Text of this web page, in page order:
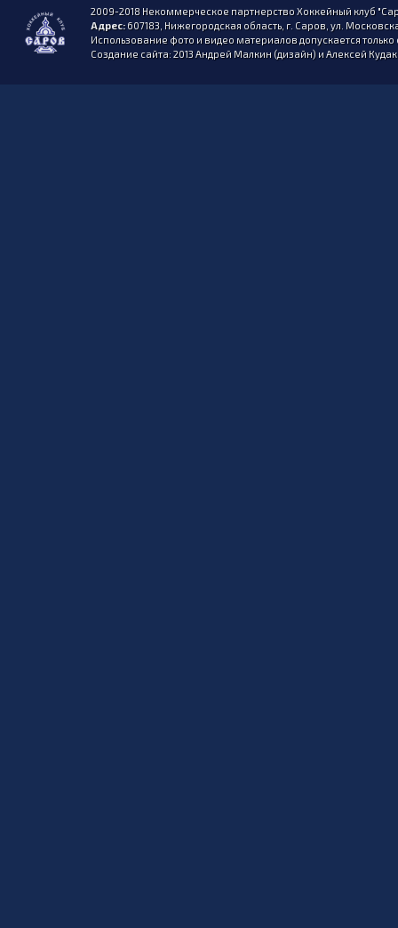
2009-2018 Некоммерческое партнерство Хоккейный клуб
Адрес:607183, Нижегородская область, г. Саров, ул.
Использование фото и видео материалов допускается
Создание сайта: 2013 Андрей Малкин (дизайн) и Алексей